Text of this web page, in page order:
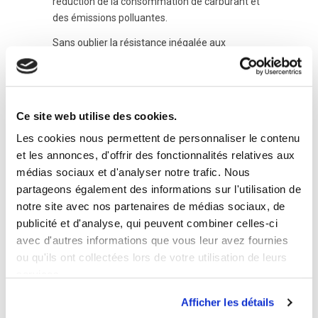
Ce site web utilise des cookies.
Les cookies nous permettent de personnaliser le contenu
et les annonces, d'offrir des fonctionnalités relatives aux
médias sociaux et d'analyser notre trafic. Nous
partageons également des informations sur l'utilisation de
notre site avec nos partenaires de médias sociaux, de
publicité et d'analyse, qui peuvent combiner celles-ci
avec d'autres informations que vous leur avez fournies
ou qu'ils ont collectées lors de votre utilisation de leurs
Afficher les détails
des émissions polluantes.
Sans oublier la résistance inégalée aux
flammes, UFI MULTITUBE a passé avec succès
le test DIN53438 – norme ISO – qui détermine
Alfa Romeo Stradale